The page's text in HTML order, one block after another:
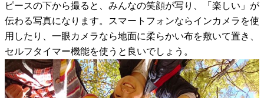
ピースの下から撮ると、みんなの笑顔が写り、「楽しい」が
伝わる写真になります。スマートフォンならインカメラを使
用したり、一眼カメラなら地面に柔らかい布を敷いて置き、
セルフタイマー機能を使うと良いでしょう。